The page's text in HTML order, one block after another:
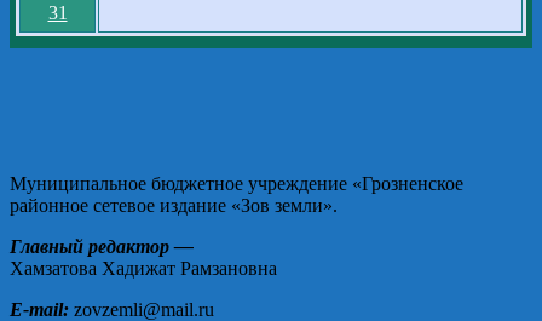
31
Муниципальное бюджетное учреждение «Грозненское
районное сетевое издание «Зов земли».
Главный редактор —
Хамзатова Хадижат Рамзановна
E-mail: zovzemli@mail.ru